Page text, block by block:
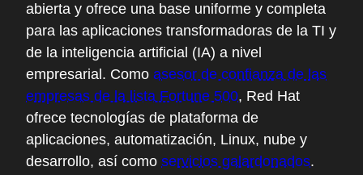
abierta y ofrece una base uniforme y completa
para las aplicaciones transformadoras de la TI y
de la inteligencia artificial (IA) a nivel
empresarial. Como asesor de confianza de las
empresas de la lista Fortune 500, Red Hat
ofrece tecnologías de plataforma de
aplicaciones, automatización, Linux, nube y
desarrollo, así como servicios galardonados.